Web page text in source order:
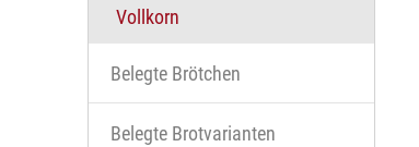
Vollkorn
Belegte Brötchen
Belegte Brotvarianten